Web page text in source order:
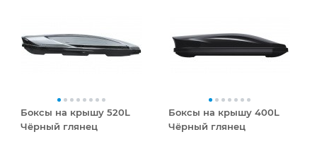
Боксы на крышу 520L
Чёрный глянец
Боксы на крышу 400L
Чёрный глянец